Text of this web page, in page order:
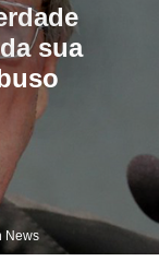
sua
News